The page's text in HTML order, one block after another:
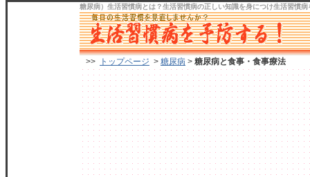
糖尿病）生活習慣病とは？生活習慣病の正しい知識を身につけ生活習慣病
>> トップページ > 糖尿病 > 糖尿病と食事・食事療法